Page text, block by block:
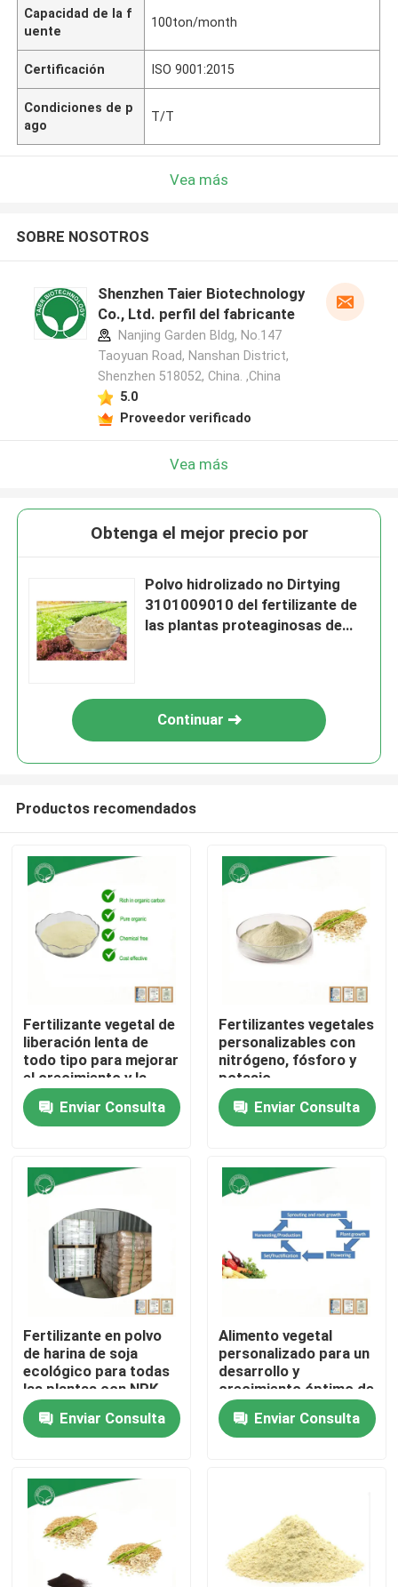
Inicio
Sobre nosotros
Contactos
Productos
Polvo del fertilizante orgánico
Polvo del fertilizante de plantas
Polvo del fertilizante del aminoácido
Polvo del hierro del Heme
Añadidos de la alimentación de las aves de corral
Capacidad de la f
uente
100ton/month
Certificación ISO 9001:2015
Condiciones de p
ago
T/T
Vea más
SOBRE NOSOTROS
Shenzhen Taier Biotechnology
Co., Ltd. perfil del fabricante
Nanjing Garden Bldg, No.147
Taoyuan Road, Nanshan District,
Shenzhen 518052, China. ,China
5.0
Proveedor verificado
Vea más
Obtenga el mejor precio por
Polvo hidrolizado no Dirtying
3101009010 del fertilizante de
las plantas proteaginosas de
Continuar
Productos recomendados
Fertilizante vegetal de
liberación lenta de
todo tipo para mejorar
el crecimiento y la
salud del suelo
Enviar Consulta
Fertilizantes vegetales
personalizables con
nitrógeno, fósforo y
potasio
Enviar Consulta
Fertilizante en polvo
de harina de soja
ecológico para todas
las plantas con NPK
Enviar Consulta
Alimento vegetal
personalizado para un
desarrollo y
crecimiento óptimo de
las raíces
Enviar Consulta